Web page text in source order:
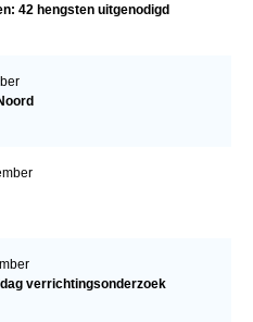
42 hengsten uitgenodigd
verrichtingsonderzoek